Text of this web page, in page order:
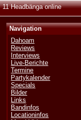
11 Headbänga online
Navigation
Dahoam
Reviews
Interviews
Live-Berichte
Termine
Partykalender
Specials
Bilder
Links
Bandinfos
Locationinfos